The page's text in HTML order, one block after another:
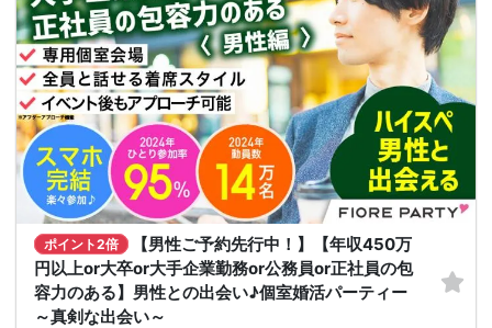
ポイント2倍
【男性ご予約先行中！】【年収450万
円以上or大卒or大手企業勤務or公務員or正社員の包
容力のある】男性との出会い♪個室婚活パーティー
～真剣な出会い～